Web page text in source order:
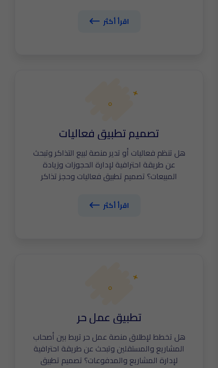
الأدوية بالوصفات الطبية، توصيل سريع للمنزل،
اقرأ أكثر
تصميم تطبيق فعاليات
هل تنظم فعاليات أو تدير منصة لبيع التذاكر وتبحث
عن طريقة احترافية لإدارة الحجوزات وزيادة
المبيعات؟ تصميم تطبيق فعاليات وحجز تذاكر
في The Tailors نطور تطبيقات فعاليات تنافس
اقرأ أكثر
تطبيق عمل حر
هل تخطط لإطلاق منصة عمل حر تربط بين أصحاب
المشاريع والمستقلين وتبحث عن طريقة احترافية
لإدارة المشاريع والمدفوعات؟ تصميم تطبيق